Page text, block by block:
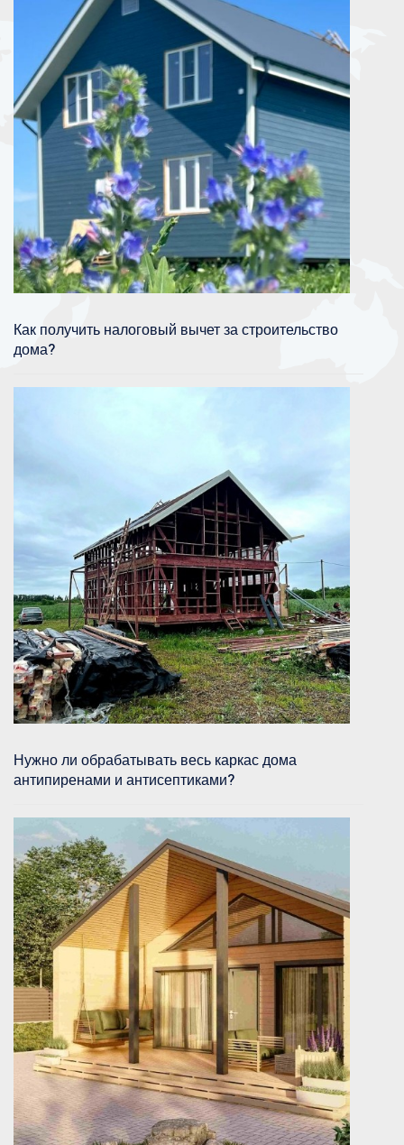
Как получить налоговый вычет за строительство
дома?
Нужно ли обрабатывать весь каркас дома
антипиренами и антисептиками?